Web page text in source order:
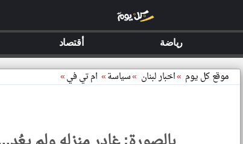
موقع كل يوم »اخبار لبنان »سياسة» ام تي في»
رياضة أقتصاد